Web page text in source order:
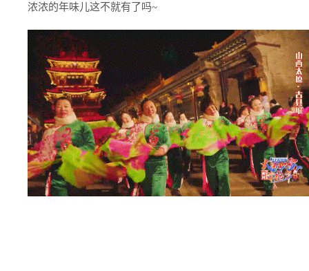
浓浓的年味儿这不就有了吗~